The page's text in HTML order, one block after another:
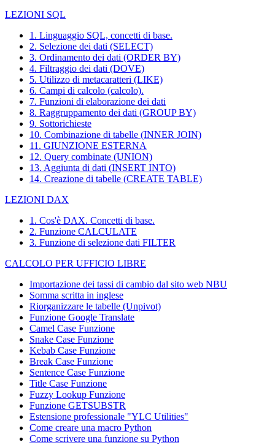
LEZIONI SQL
1. Linguaggio SQL, concetti di base.
2. Selezione dei dati (SELECT)
3. Ordinamento dei dati (ORDER BY)
4. Filtraggio dei dati (DOVE)
5. Utilizzo di metacaratteri (LIKE)
6. Campi di calcolo (calcolo).
7. Funzioni di elaborazione dei dati
8. Raggruppamento dei dati (GROUP BY)
9. Sottorichieste
10. Combinazione di tabelle (INNER JOIN)
11. GIUNZIONE ESTERNA
12. Query combinate (UNION)
13. Aggiunta di dati (INSERT INTO)
14. Creazione di tabelle (CREATE TABLE)
LEZIONI DAX
1. Cos'è DAX. Concetti di base.
2. Funzione CALCULATE
3. Funzione di selezione dati FILTER
CALCOLO PER UFFICIO LIBRE
Importazione dei tassi di cambio dal sito web NBU
Somma scritta in inglese
Riorganizzare le tabelle (Unpivot)
Funzione Google Translate
Camel Case Funzione
Snake Case Funzione
Kebab Case Funzione
Break Case Funzione
Sentence Case Funzione
Title Case Funzione
Fuzzy Lookup Funzione
Funzione GETSUBSTR
Estensione professionale "YLC Utilities"
Come creare una macro Python
Come scrivere una funzione su Python